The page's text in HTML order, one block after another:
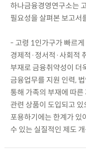
하나금융경영연구소는
필요성을 살펴본 보고서
- 고령 1인가구가 빠르
경제적·정서적·사회적
부재로 금융취약성이 더
금융업무를 지원 인력,
통해 가족의 부재에 따
관련 상품이 도입되고
포용하기에는 한계가 있
수 있는 실질적인 제도